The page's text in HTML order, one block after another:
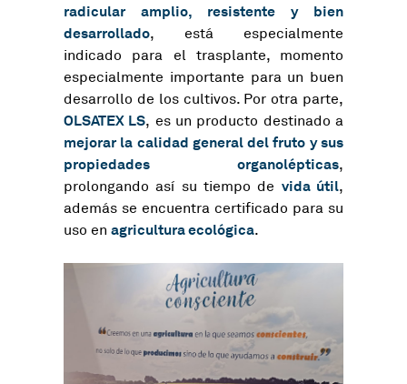
radicular amplio, resistente y bien
desarrollado, está especialmente
indicado para el trasplante, momento
especialmente importante para un buen
desarrollo de los cultivos. Por otra parte,
OLSATEX LS, es un producto destinado a
mejorar la calidad general del fruto y sus
propiedades organolépticas,
prolongando así su tiempo de vida útil,
además se encuentra certificado para su
uso en agricultura ecológica.